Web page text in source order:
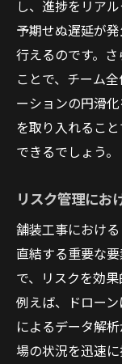
し、進捗をリア
予期せぬ遅延が
行えるのです。
ことで、チーム
ーションの円滑
を取り入れるこ
できるでしょう。
リスク管理にお
舗装工事におけ
直結する重要な
で、リスクを効
例えば、ドロー
によるデータ解
場の状況を迅速